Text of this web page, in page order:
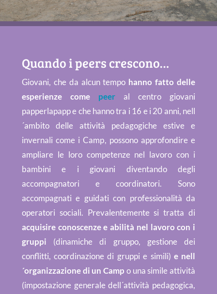
Quando i peers crescono…
Giovani, che da alcun tempo hanno fatto delle
esperienze come peeral centro giovani
papperlapapp e che hanno tra i 16 e i 20 anni, nell
´ambito delle attività pedagogiche estive e
invernali come i Camp, possono approfondire e
ampliare le loro competenze nel lavoro con i
bambini e i giovani diventando degli
accompagnatori e coordinatori. Sono
accompagnati e guidati con professionalità da
operatori sociali. Prevalentemente si tratta di
acquisire conoscenze e abilità nel lavoro con i
gruppi (dinamiche di gruppo, gestione dei
conflitti, coordinazione di gruppi e simili) e nell
´organizzazione di un Camp o una simile attività
(impostazione generale dell´attività pedagogica,